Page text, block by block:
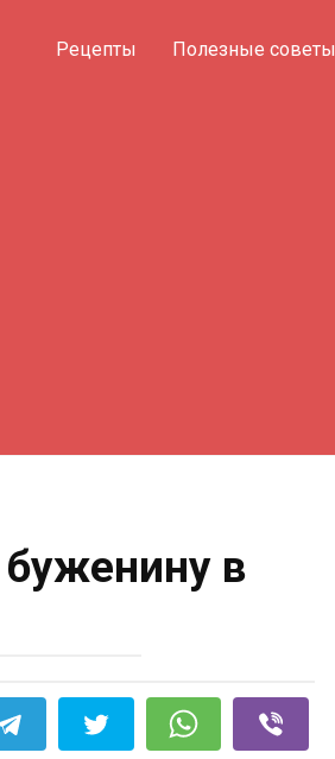
Рецепты Полезные советы
в